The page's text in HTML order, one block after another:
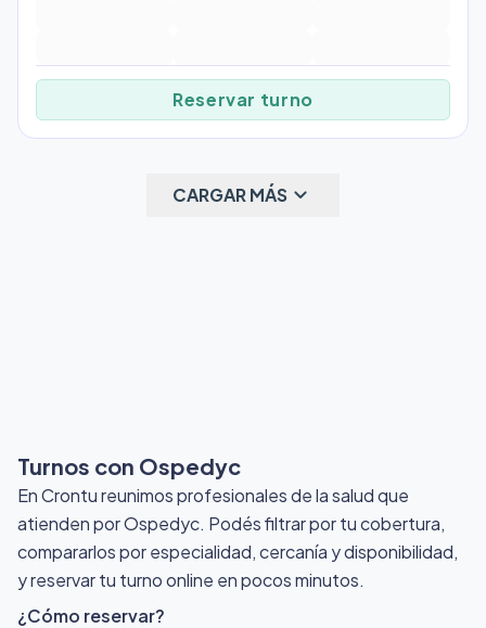
Reservar turno
CARGAR MÁS keyboard_arrow_down
Turnos con Ospedyc
En Crontu reunimos profesionales de la salud que
atienden por Ospedyc. Podés filtrar por tu cobertura,
compararlos por especialidad, cercanía y disponibilidad,
y reservar tu turno online en pocos minutos.
¿Cómo reservar?